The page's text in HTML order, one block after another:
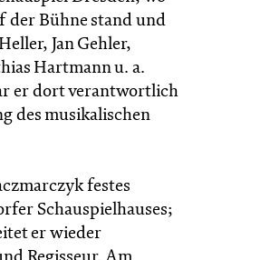
der Bühne stand und
Jan Gehler,
Hartmann u. a.
er dort verantwortlich
des musikalischen
festes
Schauspielhauses;
er wieder